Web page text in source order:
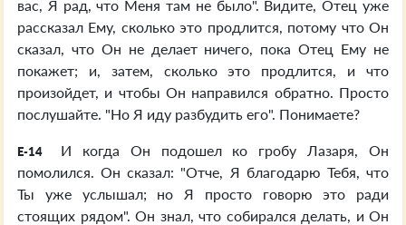
вас, Я рад, что Меня там не было". Видите, Отец уже
рассказал Ему, сколько это продлится, потому что Он
сказал, что Он не делает ничего, пока Отец Ему не
покажет; и, затем, сколько это продлится, и что
произойдет, и чтобы Он направился обратно. Просто
послушайте. "Но Я иду разбудить его". Понимаете?
E-14
И когда Он подошел ко гробу Лазаря, Он
помолился. Он сказал: "Отче, Я благодарю Тебя, что
Ты уже услышал; но Я просто говорю это ради
стоящих рядом". Он знал, что собирался делать, и Он